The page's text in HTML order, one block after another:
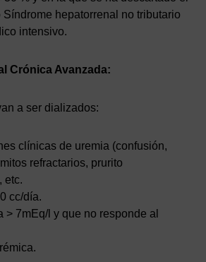
hepatorrenal no tributario
intensivo.
Crónica Avanzada:
a ser dializados:
clínicas de uremia (confusión,
refractarios, prurito
etc.
cc/día.
> 7mEq/l y que no responde al